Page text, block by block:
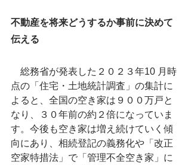
不動産を将来どうするか事前に決めて
伝える
総務省が発表した２０２３年10 月時
点の「住宅・土地統計調査」の集計に
よると、全国の空き家は９００万戸と
なり、３０年前の約２倍になっていま
す。今後も空き家は増え続けていく傾
向にあり、相続登記の義務化や「改正
空家特措法」で「管理不全空き家」に